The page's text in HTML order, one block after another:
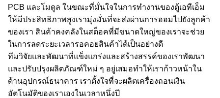
PCB และโมดูล ในขณะที่มั่นใจในการทำงานของตู้เอทีเอ็ม
ให้มีประสิทธิภาพสูงเรามุ่งมั่นที่จะส่งผ่านการออมไปยังลูกค้า
ของเรา สินค้าคงคลังในสต็อคที่มีขนาดใหญ่ของเราจะช่วย
ในการลดระยะเวลารอคอยสินค้าได้เป็นอย่างดี
ทีมวิจัยและพัฒนาที่แข็งแกร่งและสร้างสรรค์ของเราพัฒนา
และปรับปรุงผลิตภัณฑ์ใหม่ ๆ อยู่เสมอทำให้เราก้าวหน้าใน
ด้านอุปกรณ์ธนาคาร เราตั้งใจที่จะผลิตเครื่องถอนเงิน
อัตโนมัติของเราเองในเวลาหนึ่งปี